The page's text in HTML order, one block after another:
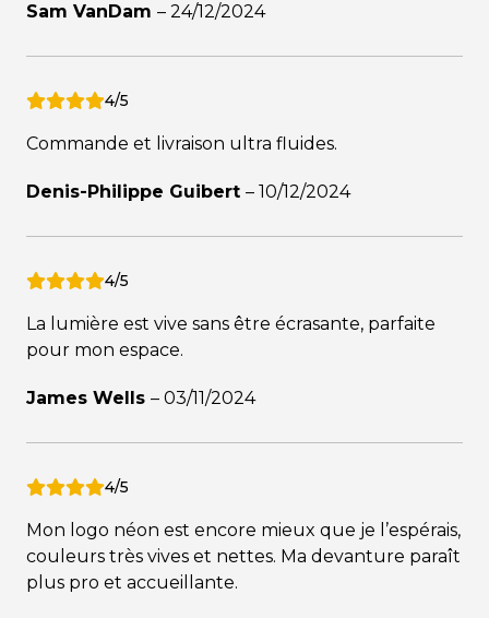
Sam VanDam – 24/12/2024
4/5
Commande et livraison ultra fluides.
Denis-Philippe Guibert – 10/12/2024
4/5
La lumière est vive sans être écrasante, parfaite
pour mon espace.
James Wells – 03/11/2024
4/5
Mon logo néon est encore mieux que je l’espérais,
couleurs très vives et nettes. Ma devanture paraît
plus pro et accueillante.